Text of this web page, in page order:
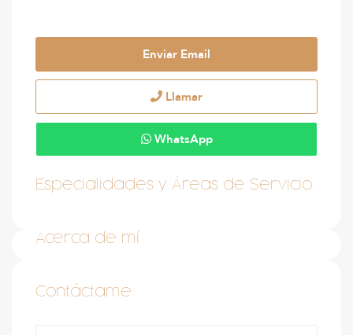
Enviar Email
Llamar
WhatsApp
Especialidades y Áreas de Servicio
Acerca de mí
Contáctame